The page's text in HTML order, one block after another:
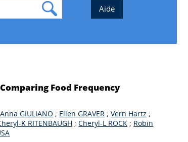
Food Frequency
Anna GIULIANO ; Ellen GRAVER ;Vern Hartz ;
K RITENBAUGH ;Cheryl-L ROCK ; Robin